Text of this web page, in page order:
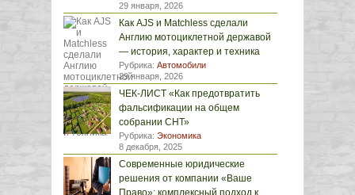
29 января, 2026
Как AJS и Matchless сделали
Англию мотоциклетной державой
— история, характер и техника
Рубрика: Автомобили
29 января, 2026
ЧЕК-ЛИСТ «Как предотвратить
фальсификации на общем
собрании СНТ»
Рубрика: Экономика
8 декабря, 2025
Современные юридические
решения от компании «Ваше
Право»: комплексный подход к